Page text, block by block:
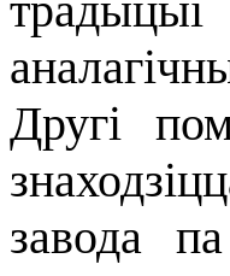
Другі
завода